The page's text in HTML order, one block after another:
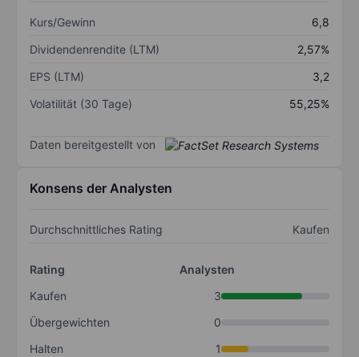
Kurs/Gewinn
6,8
Dividendenrendite (LTM)
2,57%
EPS (LTM)
3,2
Volatilität (30 Tage)
55,25%
Daten bereitgestellt von
Konsens der Analysten
Durchschnittliches Rating Kaufen
Rating
Analysten
Kaufen
3
Übergewichten
0
Halten
1